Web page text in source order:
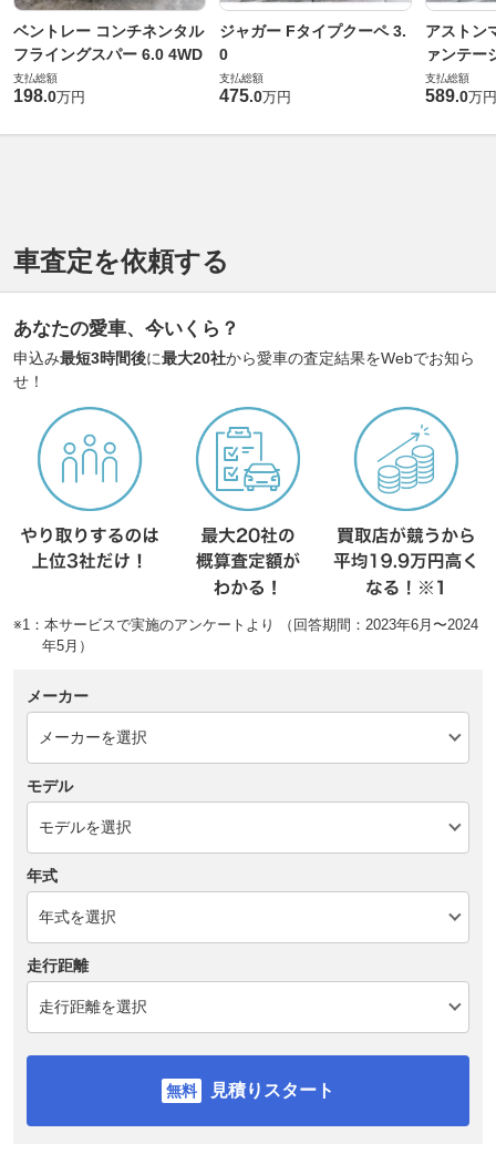
ベントレー コンチネンタル
フライングスパー 6.0 4WD
支払総額
198.0万円
ジャガー Fタイプクーペ 3.
0
支払総額
475.0万円
アストン
ァンテー
支払総額
589.0万円
車査定を依頼する
あなたの愛車、今いくら？
申込み最短3時間後に最大20社から愛車の査定結果をWebでお知ら
せ！
※1：本サービスで実施のアンケートより （回答期間：2023年6月〜2024
年5月）
メーカー
モデル
年式
走行距離
見積りスタート